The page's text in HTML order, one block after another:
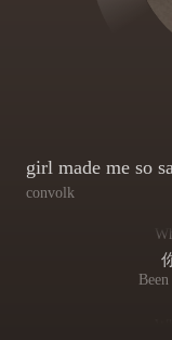
girl made me so
convolk